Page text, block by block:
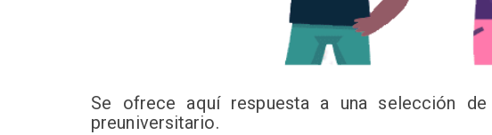
Se ofrece aquí respuesta a una selección
preuniversitario.